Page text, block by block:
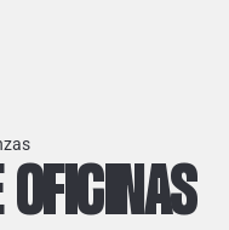
OFICINAS